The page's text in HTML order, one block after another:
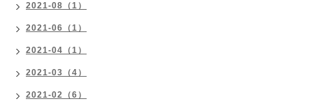
2021-08（1）
2021-06（1）
2021-04（1）
2021-03（4）
2021-02（6）